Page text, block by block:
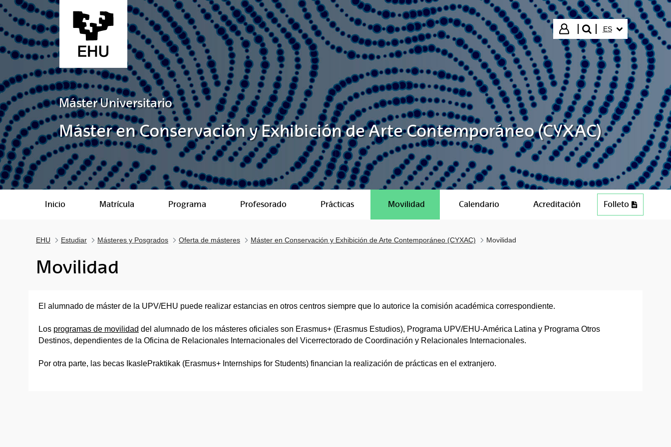
Saltar al contenido principal
Iniciar sesión
buscar"
IDIOMA
ES
Máster Universitario
Máster en Conservación y Exhibición de Arte Contemporáneo (CYXAC)
Inicio Matrícula Programa Profesorado Prácticas Movilidad Calendario Acreditación Folleto
EHU Estudiar Másteres y Posgrados Oferta de másteres Máster en Conservación y Exhibición de Arte Contemporáneo (CYXAC) Movilidad
Movilidad
El alumnado de máster de la UPV/EHU puede realizar estancias en otros centros siempre que lo autorice la comisión académica correspondiente.
Los programas de movilidad del alumnado de los másteres oficiales son Erasmus+ (Erasmus Estudios), Programa UPV/EHU-América Latina y Programa Otros
Destinos, dependientes de la Oficina de Relacionales Internacionales del Vicerrectorado de Coordinación y Relacionales Internacionales.
Por otra parte, las becas IkaslePraktikak (Erasmus+ Internships for Students) financian la realización de prácticas en el extranjero.